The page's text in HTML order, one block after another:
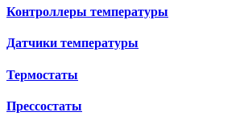
Контроллеры температуры
Датчики температуры
Термостаты
Прессостаты